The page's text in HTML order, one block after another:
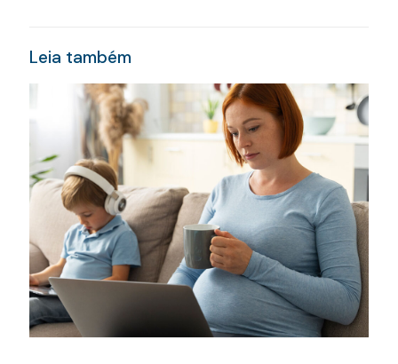
Leia também